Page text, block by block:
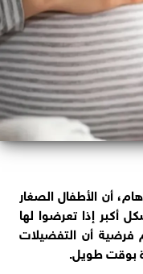
أن الأطفال الصغار
أكبر إذا تعرضوا لها
فرضية أن التفضيلات
بوقت طويل.